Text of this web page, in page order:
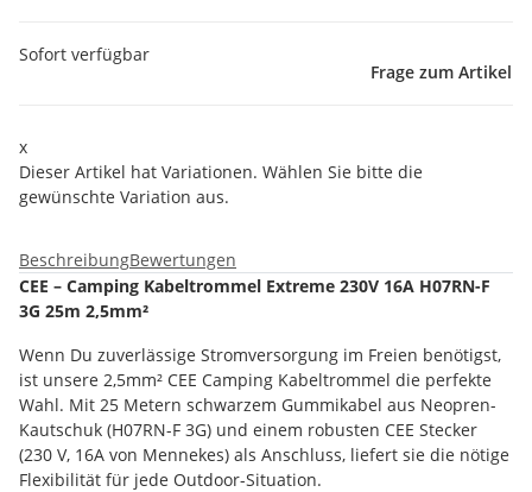
Sofort verfügbar
Frage zum Artikel
x
Dieser Artikel hat Variationen. Wählen Sie bitte die
gewünschte Variation aus.
BeschreibungBewertungen
CEE – Camping Kabeltrommel Extreme 230V 16A H07RN-F
3G 25m 2,5mm²
Wenn Du zuverlässige Stromversorgung im Freien benötigst,
ist unsere 2,5mm² CEE Camping Kabeltrommel die perfekte
Wahl. Mit 25 Metern schwarzem Gummikabel aus Neopren-
Kautschuk (H07RN-F 3G) und einem robusten CEE Stecker
(230 V, 16A von Mennekes) als Anschluss, liefert sie die nötige
Flexibilität für jede Outdoor-Situation.